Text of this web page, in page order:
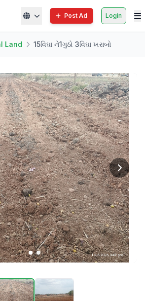
Post Ad Login
Land 15વિઘા ને1ગુઠો 3વિઘા ખરાબો